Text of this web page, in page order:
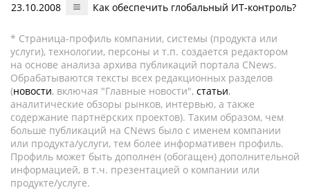
23.10.2008 Как обеспечить глобальный ИТ-контроль?
* Страница-профиль компании, системы (продукта или
услуги), технологии, персоны и т.п. создается редактором
на основе анализа архива публикаций портала CNews.
Обрабатываются тексты всех редакционных разделов
(новости, включая "Главные новости", статьи,
аналитические обзоры рынков, интервью, а также
содержание партнёрских проектов). Таким образом, чем
больше публикаций на CNews было с именем компании
или продукта/услуги, тем более информативен профиль.
Профиль может быть дополнен (обогащен) дополнительной
информацией, в т.ч. презентацией о компании или
продукте/услуге.